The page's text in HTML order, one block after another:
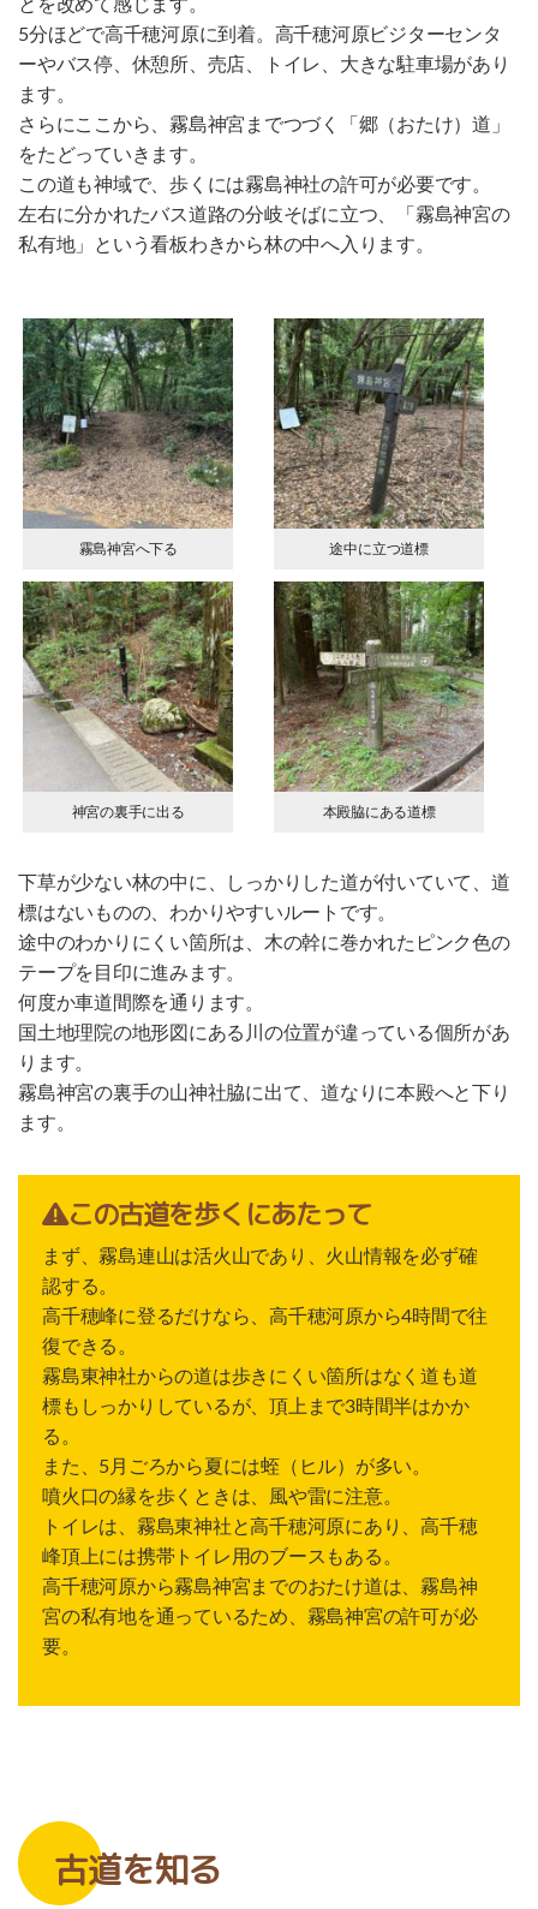
とを改めて感じます。
5分ほどで高千穂河原に到着。高千穂河原ビジターセンタ
ーやバス停、休憩所、売店、トイレ、大きな駐車場があり
ます。
さらにここから、霧島神宮までつづく「郷（おたけ）道」
をたどっていきます。
この道も神域で、歩くには霧島神社の許可が必要です。
左右に分かれたバス道路の分岐そばに立つ、「霧島神宮の
私有地」という看板わきから林の中へ入ります。
霧島神宮へ下る 途中に立つ道標
神宮の裏手に出る 本殿脇にある道標
下草が少ない林の中に、しっかりした道が付いていて、道
標はないものの、わかりやすいルートです。
途中のわかりにくい箇所は、木の幹に巻かれたピンク色の
テープを目印に進みます。
何度か車道間際を通ります。
国土地理院の地形図にある川の位置が違っている個所があ
ります。
霧島神宮の裏手の山神社脇に出て、道なりに本殿へと下り
ます。
この古道を歩くにあたって
まず、霧島連山は活火山であり、火山情報を必ず確
認する。
高千穂峰に登るだけなら、高千穂河原から4時間で往
復できる。
霧島東神社からの道は歩きにくい箇所はなく道も道
標もしっかりしているが、頂上まで3時間半はかか
る。
また、5月ごろから夏には蛭（ヒル）が多い。
噴火口の縁を歩くときは、風や雷に注意。
トイレは、霧島東神社と高千穂河原にあり、高千穂
峰頂上には携帯トイレ用のブースもある。
高千穂河原から霧島神宮までのおたけ道は、霧島神
宮の私有地を通っているため、霧島神宮の許可が必
要。
古道を知る